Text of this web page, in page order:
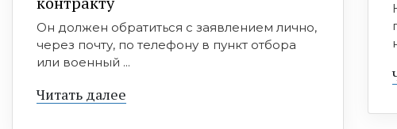
Он должен обратиться с заявлением лично,
через почту, по телефону в пункт отбора
или военный ...
Читать далее